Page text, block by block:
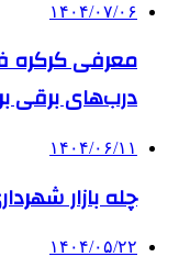
۱۴۰۴/۰۷/۰۶
درب‌های برقی
۱۴۰۴/۰۶/۱۱
چله بازار شهرداری مشهد
۱۴۰۴/۰۵/۲۲